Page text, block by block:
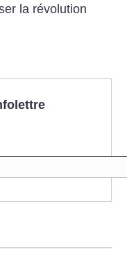
la révolution